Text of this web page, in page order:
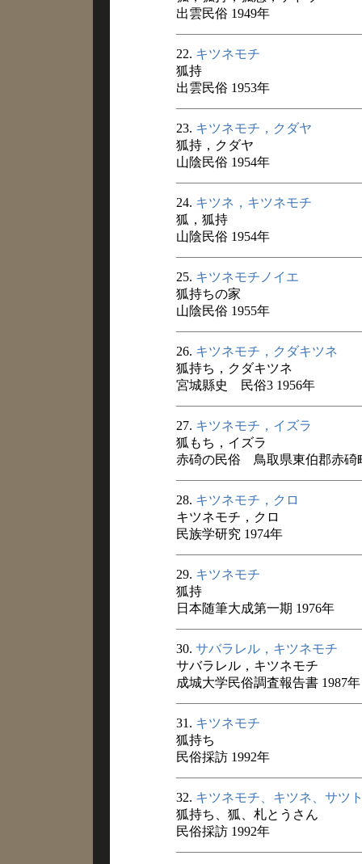
出雲民俗 1949年
22. キツネモチ
狐持
出雲民俗 1953年
23. キツネモチ，クダヤ
狐持，クダヤ
山陰民俗 1954年
24. キツネ，キツネモチ
狐，狐持
山陰民俗 1954年
25. キツネモチノイエ
狐持ちの家
山陰民俗 1955年
26. キツネモチ，クダキツネ
狐持ち，クダキツネ
宮城縣史 民俗3 1956年
27. キツネモチ，イズラ
狐もち，イズラ
赤碕の民俗 鳥取県東伯郡赤碕
28. キツネモチ，クロ
キツネモチ，クロ
民族学研究 1974年
29. キツネモチ
狐持
日本随筆大成第一期 1976年
30. サバラレル，キツネモチ
サバラレル，キツネモチ
成城大学民俗調査報告書 1987年
31. キツネモチ
狐持ち
民俗採訪 1992年
32. キツネモチ、キツネ、サツ
狐持ち、狐、札とうさん
民俗採訪 1992年